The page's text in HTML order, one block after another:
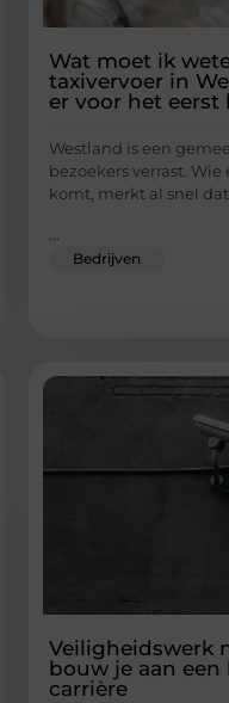
Wat moet ik
taxivervoer in
er voor het eerst
Westland is een
bezoekers verrast. Wie
komt, merkt al snel
Bedrijven
Veiligheidswerk
bouw je aan
carrière